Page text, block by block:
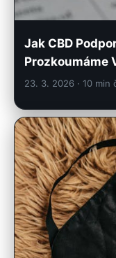
Jak CBD
Prozkoumáme
23. 3. 2026 · 10 min